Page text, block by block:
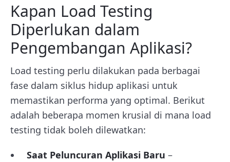
Kapan Load Testing
Diperlukan dalam
Pengembangan Aplikasi?
Load testing perlu dilakukan pada berbagai
fase dalam siklus hidup aplikasi untuk
memastikan performa yang optimal. Berikut
adalah beberapa momen krusial di mana load
testing tidak boleh dilewatkan:
Saat Peluncuran Aplikasi Baru –